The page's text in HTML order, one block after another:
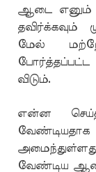
ஆடை எனும்
தவிர்க்கவும்
மேல்
விடும்.
என்ன
வேண்டிய